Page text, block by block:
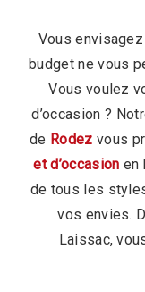
Vous
budget ne vous
Vous voulez
d’occasion ?
de Rodezvous
et d’occasion en
de tous les
vos envies.
Laissac,